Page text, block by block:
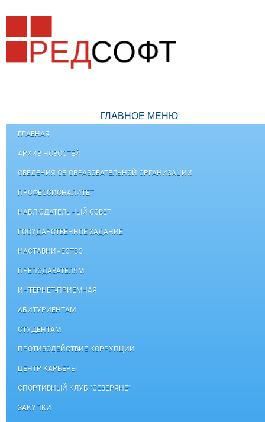
ГЛАВНОЕ МЕНЮ
ГЛАВНАЯ
АРХИВ НОВОСТЕЙ
СВЕДЕНИЯ ОБ ОБРАЗОВАТЕЛЬНОЙ ОРГАНИЗАЦИИ
ПРОФЕССИОНАЛИТЕТ
НАБЛЮДАТЕЛЬНЫЙ СОВЕТ
ГОСУДАРСТВЕННОЕ ЗАДАНИЕ
НАСТАВНИЧЕСТВО
ПРЕПОДАВАТЕЛЯМ
ИНТЕРНЕТ-ПРИЕМНАЯ
АБИТУРИЕНТАМ
СТУДЕНТАМ
ПРОТИВОДЕЙСТВИЕ КОРРУПЦИИ
ЦЕНТР КАРЬЕРЫ
СПОРТИВНЫЙ КЛУБ "СЕВЕРЯНЕ"
ЗАКУПКИ